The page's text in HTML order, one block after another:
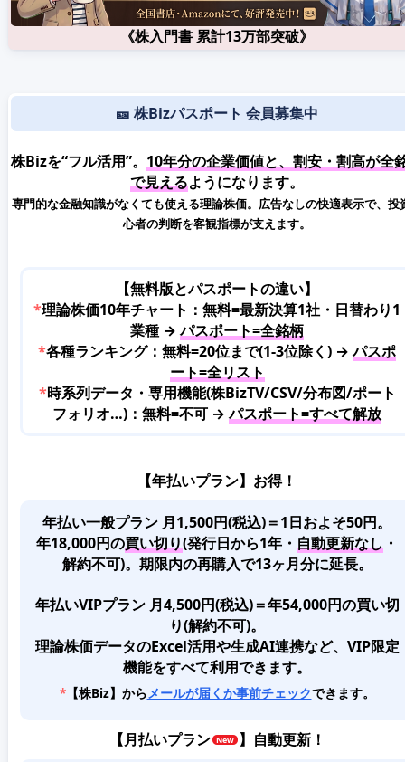
《株入門書 累計13万部突破》
🎫 株Bizパスポート 会員募集中
株Bizを“フル活用”。 10年分の企業価値と、割安・割高が全
で見えるようになります。
専門的な金融知識がなくても使える理論株価。広告なしの快適表示で、投
心者の判断を客観指標が支えます。
【無料版とパスポートの違い】
*理論株価10年チャート：無料=最新決算1社・日替わり1
業種 →パスポート=全銘柄
*各種ランキング：無料=20位まで(1-3位除く) →パスポ
ート=全リスト
*時系列データ・専用機能(株BizTV/CSV/分布図/ポート
フォリオ…)：無料=不可 →パスポート=すべて解放
【年払いプラン】お得！
年払い一般プラン 月1,500円(税込)＝1日およそ50円。
年18,000円の買い切り(発行日から1年・ 自動更新なし ・
解約不可)。期限内の再購入で13ヶ月分に延長。
年払いVIPプラン 月4,500円(税込)＝年54,000円の買い切
り(解約不可)。
理論株価データのExcel活用や生成AI連携など、VIP限定
機能をすべて利用できます。
*【株Biz】から メールが届くか事前チェックできます。
【月払いプラン 】自動更新！